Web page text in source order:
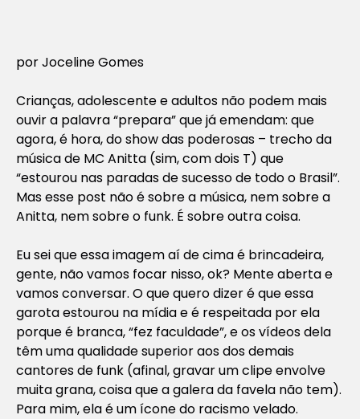
por Joceline Gomes
Crianças, adolescente e adultos não podem mais
ouvir a palavra “prepara” que já emendam: que
agora, é hora, do show das poderosas – trecho da
música de MC Anitta (sim, com dois T) que
“estourou nas paradas de sucesso de todo o Brasil”.
Mas esse post não é sobre a música, nem sobre a
Anitta, nem sobre o funk. É sobre outra coisa.
Eu sei que essa imagem aí de cima é brincadeira,
gente, não vamos focar nisso, ok? Mente aberta e
vamos conversar. O que quero dizer é que essa
garota estourou na mídia e é respeitada por ela
porque é branca, “fez faculdade”, e os vídeos dela
têm uma qualidade superior aos dos demais
cantores de funk (afinal, gravar um clipe envolve
muita grana, coisa que a galera da favela não tem).
Para mim, ela é um ícone do racismo velado.